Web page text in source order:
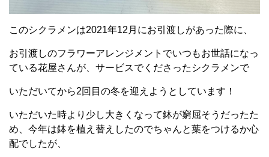
このシクラメンは2021年12月にお引渡しがあった際に、
お引渡しのフラワーアレンジメントでいつもお世話になっ
ている花屋さんが、サービスでくださったシクラメンで
いただいてから2回目の冬を迎えようとしています！
いただいた時より少し大きくなって鉢が窮屈そうだったた
め、今年は鉢を植え替えしたのでちゃんと葉をつけるか心
配でしたが、